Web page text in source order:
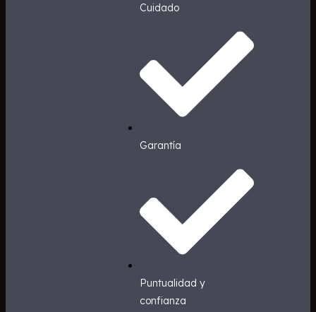
Cuidado
Garantía
Puntualidad y
confianza